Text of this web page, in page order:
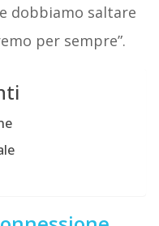
dobbiamo saltare
per sempre”.